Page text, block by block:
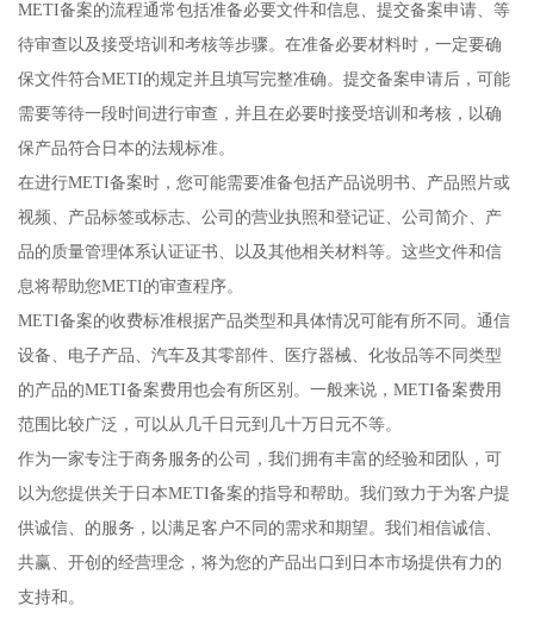
METI备案的流程通常包括准备必要文件和信息、提交备案申请、等
待审查以及接受培训和考核等步骤。在准备必要材料时，一定要确
保文件符合METI的规定并且填写完整准确。提交备案申请后，可能
需要等待一段时间进行审查，并且在必要时接受培训和考核，以确
保产品符合日本的法规标准。
在进行METI备案时，您可能需要准备包括产品说明书、产品照片或
视频、产品标签或标志、公司的营业执照和登记证、公司简介、产
品的质量管理体系认证证书、以及其他相关材料等。这些文件和信
息将帮助您METI的审查程序。
METI备案的收费标准根据产品类型和具体情况可能有所不同。通信
设备、电子产品、汽车及其零部件、医疗器械、化妆品等不同类型
的产品的METI备案费用也会有所区别。一般来说，METI备案费用
范围比较广泛，可以从几千日元到几十万日元不等。
作为一家专注于商务服务的公司，我们拥有丰富的经验和团队，可
以为您提供关于日本METI备案的指导和帮助。我们致力于为客户提
供诚信、的服务，以满足客户不同的需求和期望。我们相信诚信、
共赢、开创的经营理念，将为您的产品出口到日本市场提供有力的
支持和。